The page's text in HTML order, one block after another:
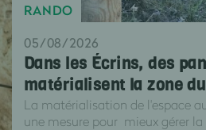
RANDO
05/08/2026
Dans les Écrins, des
matérialisent la zone
La matérialisation de l'espace
une mesure pour mieux gérer la